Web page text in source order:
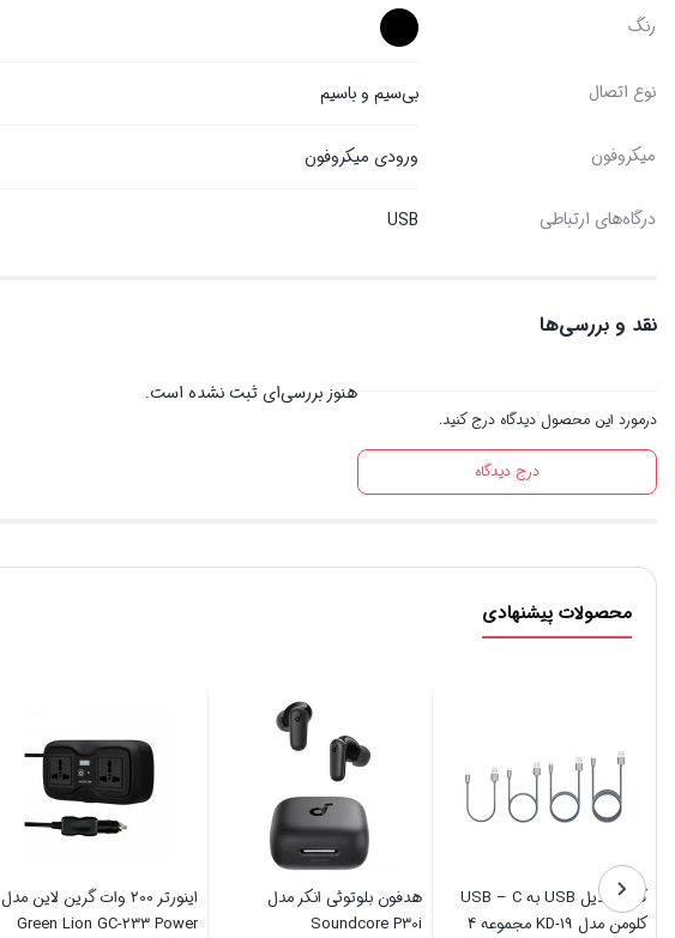
رنگ
نوع اتصال بی‌سیم و باسیم
میکروفون ورودی میکروفون
درگاه‌های ارتباطی USB
نقد و بررسی‌ها
درمورد این محصول دیدگاه درج کنید.
درج دیدگاه
هنوز بررسی‌ای ثبت نشده است.
محصولات پیشنهادی
کابل تبدیل USB به USB – C
کلومن مدل KD-19 مجموعه 4
هدفون بلوتوثی انکر مدل
Soundcore P30i
اینورتر 200 وات گرین لاین مدل
Green Lion GC-233 Power